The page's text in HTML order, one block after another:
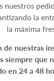
nuestros
la
la máxima
de nuestras
siempre que
en 24 a 48